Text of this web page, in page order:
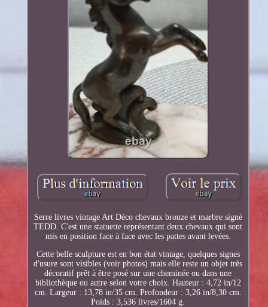
Serre livres vintage Art Déco chevaux bronze et marbre signé
TEDD. C'est une statuette représentant deux chevaux qui sont
mis en position face à face avec les pattes avant levées.
Cette belle sculpture est en bon état vintage, quelques signes
d'usure sont visibles (voir photos) mais elle reste un objet très
décoratif prêt à être posé sur une cheminée ou dans une
bibliothèque ou autre selon votre choix. Hauteur : 4,72 in/12
cm. Largeur : 13,78 in/35 cm. Profondeur : 3,26 in/8,30 cm.
Poids : 3,536 livres/1604 g.